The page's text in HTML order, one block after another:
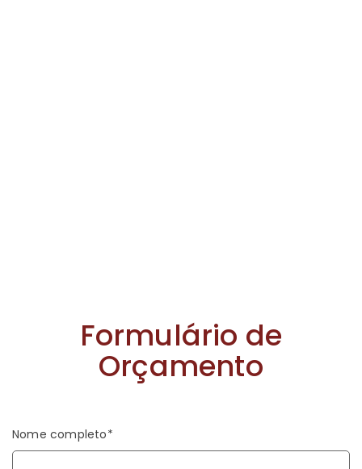
Formulário de
Orçamento
Nome completo*